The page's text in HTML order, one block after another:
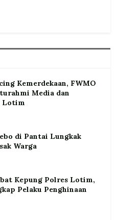
Kemerdekaan, FWMO
Media dan
Lotim
di Pantai Lungkak
Warga
Kepung Polres Lotim,
Pelaku Penghinaan